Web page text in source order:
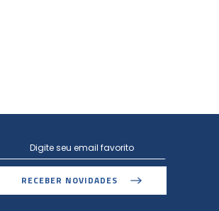
RECEBER NOVIDADES